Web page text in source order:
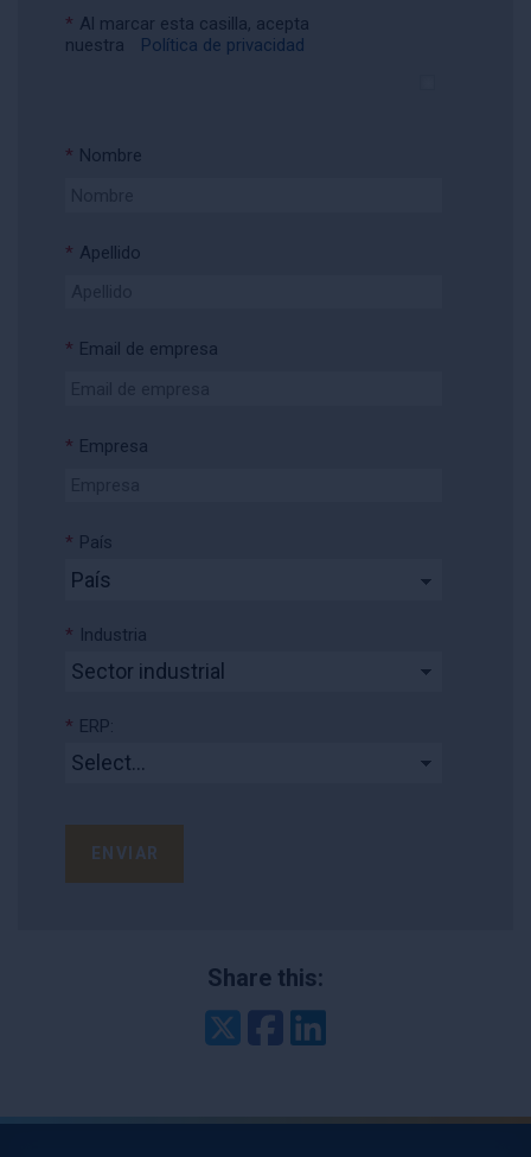
* Al marcar esta casilla, acepta
nuestra
Política de privacidad
* Nombre
* Apellido
* Email de empresa
* Empresa
* País
* Industria
* ERP:
ENVIAR
Share this:
TwitterFacebook